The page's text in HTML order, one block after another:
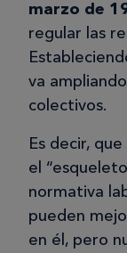
marzo de
regular las
va
colectivos.
Es decir,
el
normativa
pueden
en él, pero